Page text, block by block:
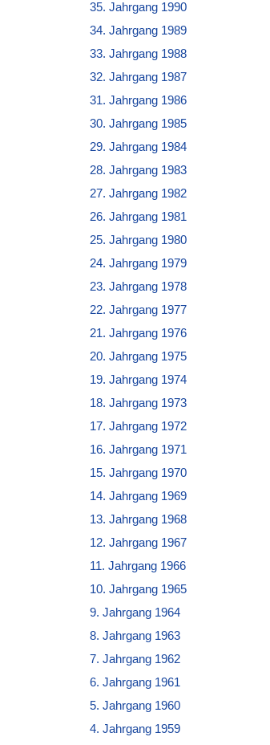
35. Jahrgang 1990
34. Jahrgang 1989
33. Jahrgang 1988
32. Jahrgang 1987
31. Jahrgang 1986
30. Jahrgang 1985
29. Jahrgang 1984
28. Jahrgang 1983
27. Jahrgang 1982
26. Jahrgang 1981
25. Jahrgang 1980
24. Jahrgang 1979
23. Jahrgang 1978
22. Jahrgang 1977
21. Jahrgang 1976
20. Jahrgang 1975
19. Jahrgang 1974
18. Jahrgang 1973
17. Jahrgang 1972
16. Jahrgang 1971
15. Jahrgang 1970
14. Jahrgang 1969
13. Jahrgang 1968
12. Jahrgang 1967
11. Jahrgang 1966
10. Jahrgang 1965
9. Jahrgang 1964
8. Jahrgang 1963
7. Jahrgang 1962
6. Jahrgang 1961
5. Jahrgang 1960
4. Jahrgang 1959